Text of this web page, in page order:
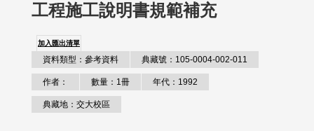
工程施工說明書規範補充
加入匯出清單
資料類型：參考資料 典藏號：105-0004-002-011
作者： 數量：1冊 年代：1992
典藏地：交大校區